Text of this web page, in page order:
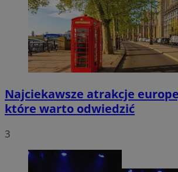
Najciekawsze atrakcje
które warto odwiedzić
3